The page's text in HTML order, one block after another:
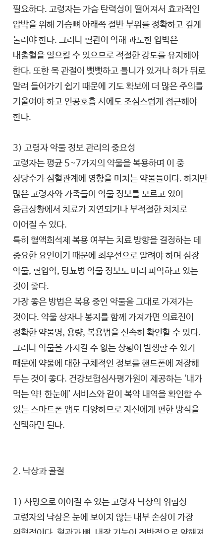
필요하다. 고령자는 가슴 탄력성이 떨어져서 효과적인
압박을 위해 가슴뼈 아래쪽 절반 부위를 정확하고 깊게
눌러야 한다. 그러나 혈관이 약해 과도한 압박은
내출혈을 일으킬 수 있으므로 적절한 강도를 유지해야
한다. 또한 목 관절이 뻣뻣하고 틀니가 있거나 혀가 뒤로
말려 들어가기 쉽기 때문에 기도 확보에 더 많은 주의를
기울여야 하고 인공호흡 시에도 조심스럽게 접근해야
한다.
3) 고령자 약물 정보 관리의 중요성
고령자는 평균 5~7가지의 약물을 복용하며 이 중
상당수가 심혈관계에 영향을 미치는 약물들이다. 하지만
많은 고령자와 가족들이 약물 정보를 모르고 있어
응급상황에서 치료가 지연되거나 부적절한 처치로
이어질 수 있다.
특히 혈액희석제 복용 여부는 치료 방향을 결정하는 데
중요한 요인이기 때문에 최우선으로 알려야 하며 심장
약물, 혈압약, 당뇨병 약물 정보도 미리 파악하고 있는
것이 좋다.
가장 좋은 방법은 복용 중인 약물을 그대로 가져가는
것이다. 약물 상자나 봉지를 함께 가져가면 의료진이
정확한 약물명, 용량, 복용법을 신속히 확인할 수 있다.
그러나 약물을 가져갈 수 없는 상황이 발생할 수 있기
때문에 약물에 대한 구체적인 정보를 핸드폰에 저장해
두는 것이 좋다. 건강보험심사평가원이 제공하는 ‘내가
먹는 약! 한눈에’ 서비스와 같이 복약 내역을 확인할 수
있는 스마트폰 앱도 다양하므로 자신에게 편한 방식을
선택하면 된다.
2. 낙상과 골절
1) 사망으로 이어질 수 있는 고령자 낙상의 위험성
고령자의 낙상은 눈에 보이지 않는 내부 손상이 가장